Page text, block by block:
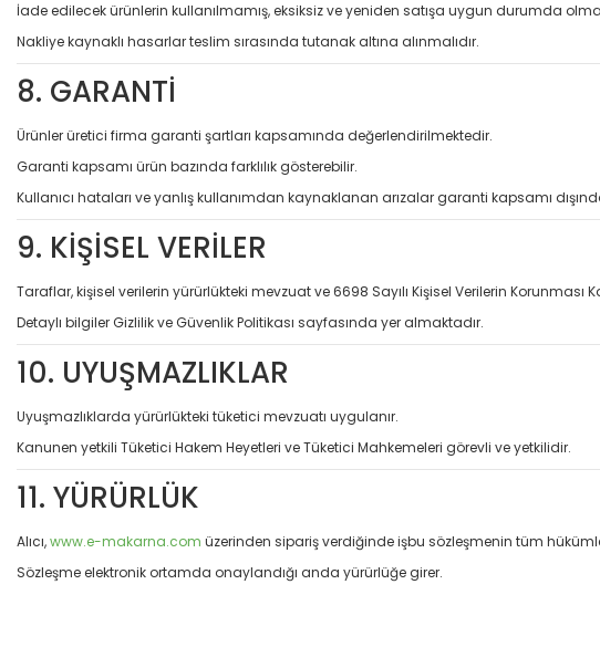
İade edilecek ürünlerin kullanılmamış, eksiksiz ve yeniden satışa uygun durumda
Nakliye kaynaklı hasarlar teslim sırasında tutanak altına alınmalıdır.
8. GARANTİ
Ürünler üretici firma garanti şartları kapsamında değerlendirilmektedir.
Garanti kapsamı ürün bazında farklılık gösterebilir.
Kullanıcı hataları ve yanlış kullanımdan kaynaklanan arızalar garanti kapsamı
9. KİŞİSEL VERİLER
Taraflar, kişisel verilerin yürürlükteki mevzuat ve 6698 Sayılı Kişisel Verilerin
Detaylı bilgiler Gizlilik ve Güvenlik Politikası sayfasında yer almaktadır.
10. UYUŞMAZLIKLAR
Uyuşmazlıklarda yürürlükteki tüketici mevzuatı uygulanır.
Kanunen yetkili Tüketici Hakem Heyetleri ve Tüketici Mahkemeleri görevli ve yetkilidir.
11. YÜRÜRLÜK
Alıcı,www.e-makarna.com üzerinden sipariş verdiğinde işbu sözleşmenin tüm
Sözleşme elektronik ortamda onaylandığı anda yürürlüğe girer.